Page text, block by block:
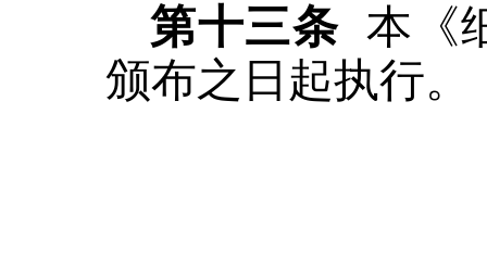
第十三条 本《
颁布之日起执行。